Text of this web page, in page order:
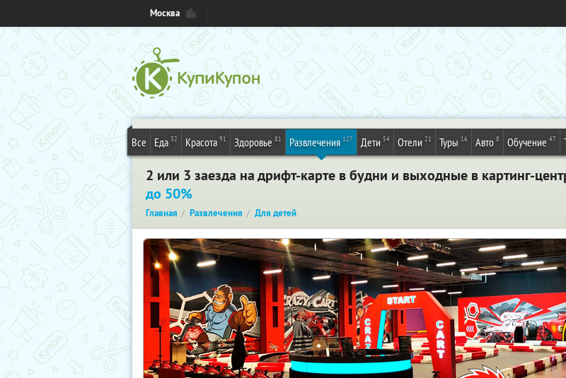
Москва
Все Еда 32 Красота 91 Здоровье 81 Развлечения 127 Дети 54 Отели 21 Туры 16 Авто 8 Обучение 47
2 или 3 заезда на дрифт-карте в будни и выходные в картинг-
до 50%
Главная Развлечения Для детей